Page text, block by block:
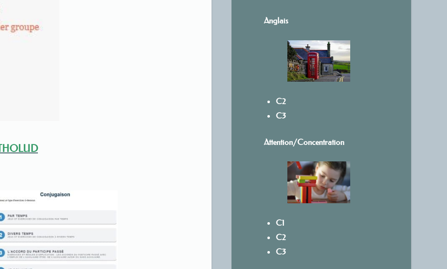
Anglais
C2
C3
Attention/Concentration
C1
C2
C3